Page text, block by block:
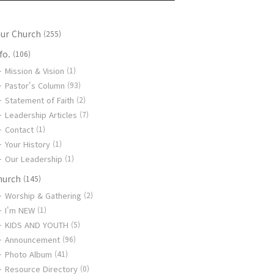
Church (255)
(106)
Mission & Vision (1)
Pastor's Column (93)
Statement of Faith (2)
Leadership Articles (7)
Contact (1)
Your History (1)
Our Leadership (1)
(145)
Worship & Gathering (2)
I'm NEW (1)
KIDS AND YOUTH (5)
Announcement (96)
Photo Album (41)
Resource Directory (0)